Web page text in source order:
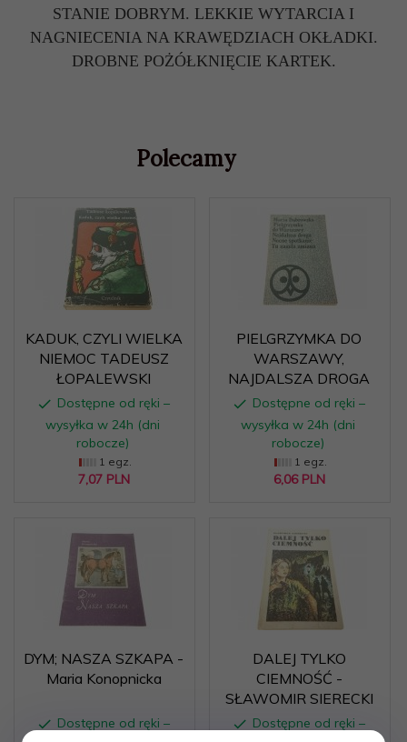
STANIE DOBRYM. LEKKIE WYTARCIA I
NAGNIECENIA NA KRAWĘDZIACH OKŁADKI.
DROBNE POŻÓŁKNIĘCIE KARTEK.
Polecamy
KADUK, CZYLI WIELKA
NIEMOC TADEUSZ
ŁOPALEWSKI
Dostępne od ręki –
wysyłka w 24h (dni
robocze)
1 egz.
7,07 PLN
PIELGRZYMKA DO
WARSZAWY,
NAJDALSZA DROGA
Dostępne od ręki –
wysyłka w 24h (dni
robocze)
1 egz.
6,06 PLN
DYM; NASZA SZKAPA -
Maria Konopnicka
Dostępne od ręki –
DALEJ TYLKO
CIEMNOŚĆ -
SŁAWOMIR SIERECKI
Dostępne od ręki –